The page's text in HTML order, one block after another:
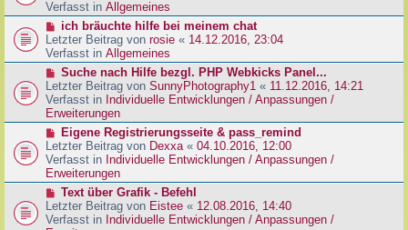
a
g
i
r
a
g
u
e
r
B
e
t
r
a
g
Verfasst in Allgemeines
N
e
u
e
r
B
e
i
r
a
g
ich bräuchte hilfe bei meinem chat
Letzter Beitrag von rosie « 14.12.2016, 23:04
Verfasst in Allgemeines
N
e
u
e
r
B
e
i
t
a
g
Suche nach Hilfe bezgl. PHP Webkicks Panel...
Letzter Beitrag von SunnyPhotography1 « 11.12.2016, 14:21
Verfasst in Individuelle Entwicklungen / Anpassungen /
Erweiterungen
N
e
u
e
r
B
e
i
Eigene Registrierungsseite & pass_remind
Letzter Beitrag von Dexxa« 04.10.2016, 12:00
Verfasst in Individuelle Entwicklungen / Anpassungen /
Erweiterungen
N
e
u
Text über Grafik - Befehl
Letzter Beitrag von Eistee « 12.08.2016, 14:40
Verfasst in Individuelle Entwicklungen / Anpassungen /